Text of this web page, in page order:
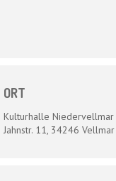
ü 50 bedeutet doch:
ORT
Kulturhalle Niedervellmar
Jahnstr. 11, 34246 Vellmar